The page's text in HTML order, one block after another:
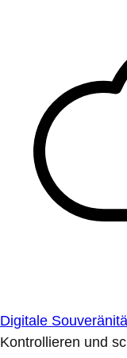
Digitale
Kontrollieren und